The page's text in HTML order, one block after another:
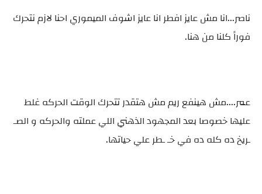
ناصر...انا مش عايز افطر انا عايز اشوف الميموري احنا لازم نتحرك
فوراً كلنا من هنا.
عمر....مش هينفع ريم مش هتقدر تتحرك الوقت الحركه غلط
عليها خصوصا بعد المجهود الذهني اللي عملته والحركه و الصـ
ـريخ ده كله ده في خـ ـطر علي حياتها.